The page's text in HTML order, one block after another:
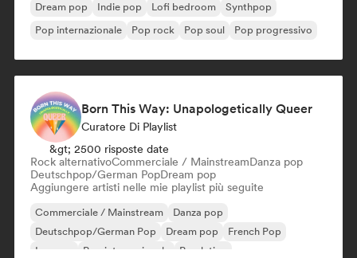
Dream pop Indie pop Lofi bedroom
Synthpop
Pop internazionale
Pop rock Pop soul Pop progressivo
Born This Way: Unapologetically Queer
Curatore Di Playlist
&gt; 2500 risposte date
Rock alternativoCommerciale / MainstreamDanza pop
Deutschpop/German PopDream pop
Aggiungere artisti nelle mie playlist più seguite
Commerciale / Mainstream
Danza pop
Deutschpop/German Pop
Dream pop
French Pop
Iperpop
Pop internazionale Pop latino